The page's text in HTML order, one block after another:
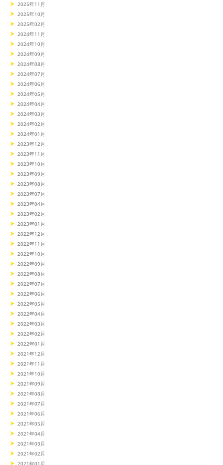
2025年11月
2025年10月
2025年02月
2024年11月
2024年10月
2024年09月
2024年08月
2024年07月
2024年06月
2024年05月
2024年04月
2024年03月
2024年02月
2024年01月
2023年12月
2023年11月
2023年10月
2023年09月
2023年08月
2023年07月
2023年04月
2023年02月
2023年01月
2022年12月
2022年11月
2022年10月
2022年09月
2022年08月
2022年07月
2022年06月
2022年05月
2022年04月
2022年03月
2022年02月
2022年01月
2021年12月
2021年11月
2021年10月
2021年09月
2021年08月
2021年07月
2021年06月
2021年05月
2021年04月
2021年03月
2021年02月
2021年01月